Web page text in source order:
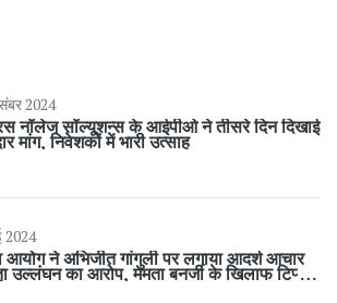
2024
नॉलेज सॉल्यूशन्स के आईपीओ ने तीसरे दिन दिखाई
मांग, निवेशकों में भारी उत्साह
2024
आयोग ने अभिजीत गांगुली पर लगाया आदर्श आचार
उल्लंघन का आरोप, ममता बनर्जी के खिलाफ टिप्पणी